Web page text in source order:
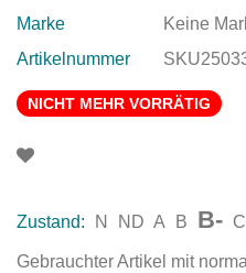
Marke
Keine
Artikelnummer
NICHT MEHR VORRÄTIG
Zustand: N ND A B B- C
Gebrauchter Artikel mit